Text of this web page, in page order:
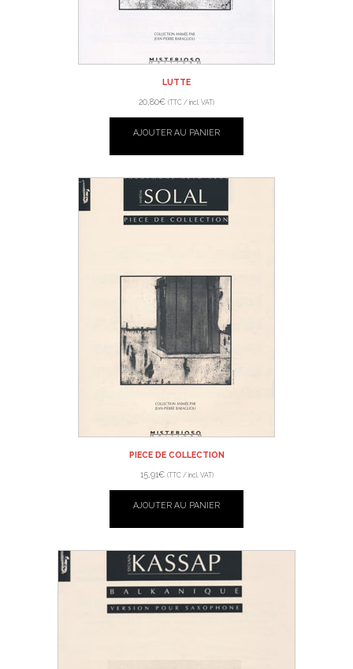
LUTTE
20,80€ (TTC / incl. VAT)
AJOUTER AU PANIER
PIECE DE COLLECTION
15,91€ (TTC / incl. VAT)
AJOUTER AU PANIER